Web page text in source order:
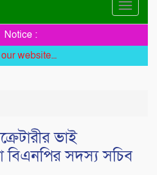
Toggle
Notice :
ভাই
বিএনপির সদস্য সচিব